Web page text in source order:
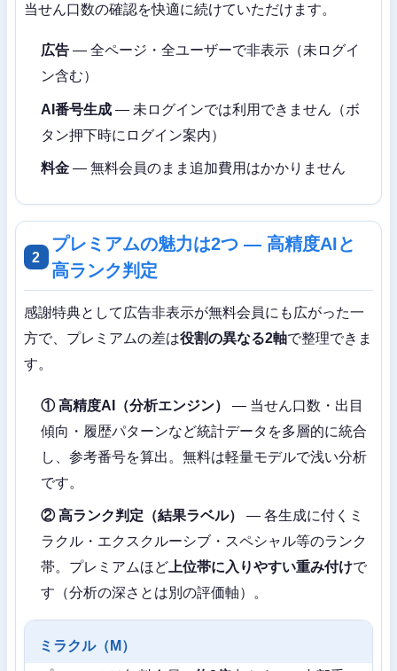
当せん口数の確認を快適に続けていただけます。
広告— 全ページ・全ユーザーで非表示（未ログイ
ン含む）
AI番号生成— 未ログインでは利用できません（ボ
タン押下時にログイン案内）
料金— 無料会員のまま追加費用はかかりません
2
プレミアムの魅力は2つ — 高精度AIと
高ランク判定
感謝特典として広告非表示が無料会員にも広がった一
方で、プレミアムの差は役割の異なる2軸で整理できま
す。
① 高精度AI（分析エンジン）
— 当せん口数・出目
傾向・履歴パターンなど統計データを多層的に統合
し、参考番号を算出。無料は軽量モデルで浅い分析
です。
② 高ランク判定（結果ラベル）
— 各生成に付くミ
ラクル・エクスクルーシブ・スペシャル等のランク
帯。プレミアムほど上位帯に入りやすい重み付けで
す（分析の深さとは別の評価軸）。
ミラクル（M）